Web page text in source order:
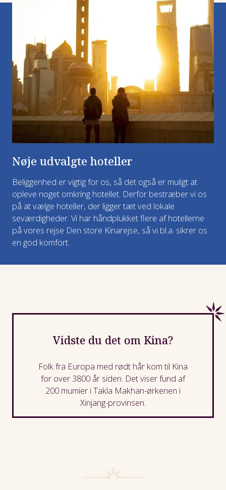
Nøje udvalgte hoteller
Beliggenhed er vigtig for os, så det også er muligt at
opleve noget omkring hotellet. Derfor bestræber vi os
på at vælge hoteller, der ligger tæt ved lokale
seværdigheder. Vi har håndplukket flere af hotellerne
på vores rejse Den store Kinarejse, så vi bl.a. sikrer os
en god komfort.
Vidste du det om Kina?
Folk fra Europa med rødt hår kom til Kina
for over 3800 år siden. Det viser fund af
200 mumier i Takla Makhan-ørkenen i
Xinjang-provinsen.